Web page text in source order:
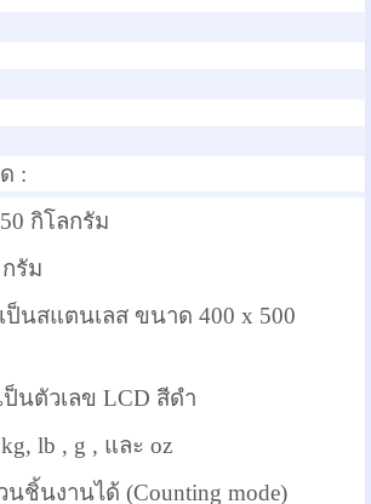
:
กิโลกรัม
รัม
นสแตนเลส ขนาด 400 x 500
นตัวเลข LCD สีดำ
lb , g , และ oz
ชิ้นงานได้ (Counting mode)